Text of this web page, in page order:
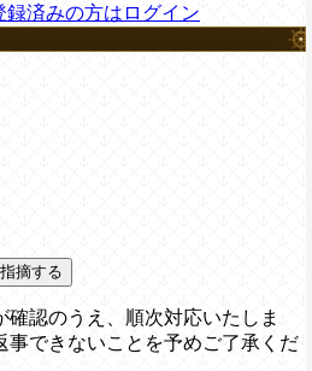
録済みの方はログイン
指摘する
認のうえ、順次対応いたしま
事できないことを予めご了承くだ